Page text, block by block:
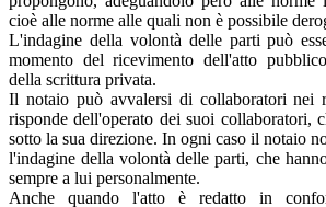
cioè alle norme alle quali non è possibile
L'indagine della volontà delle parti può
momento del ricevimento dell'atto
della scrittura privata.
Il notaio può avvalersi di collaboratori nei
risponde dell'operato dei suoi collaboratori,
sotto la sua direzione. In ogni caso il notaio
l'indagine della volontà delle parti, che
sempre a lui personalmente.
Anche quando l'atto è redatto in